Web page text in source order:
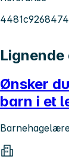
Ønsker
barn i et